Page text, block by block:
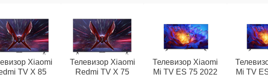
Xiaomi
TV X 85
Телевизор Xiaomi
Redmi TV X 75
Телевизор Xiaomi
Mi TV ES 75 2022
Mi TV